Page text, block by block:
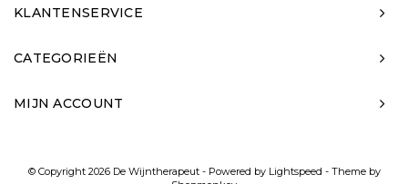
KLANTENSERVICE
CATEGORIEËN
MIJN ACCOUNT
© Copyright 2026 De Wijntherapeut - Powered by Lightspeed - Theme by